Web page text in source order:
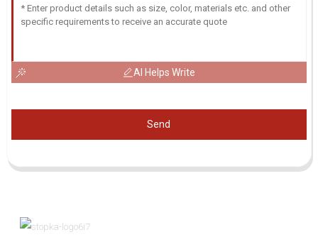
AI Helps Write
Send